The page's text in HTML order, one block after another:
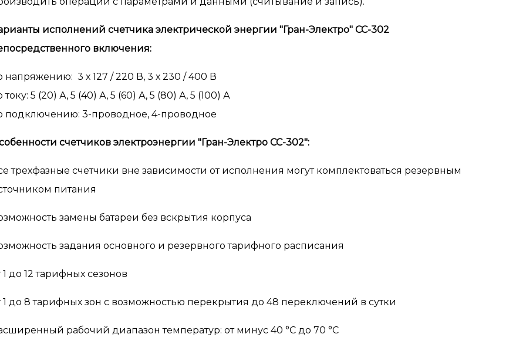
исполнений счетчика электрической энергии "Гран-Электро" СС-302
включения:
напряжению: 3 х 127 / 220 В, 3 х 230 / 400 В
току: 5 (20) А, 5 (40) А, 5 (60) А, 5 (80) А, 5 (100) А
подключению: 3-проводное, 4-проводное
счетчиков электроэнергии "Гран-Электро CC-302":
трехфазные счетчики вне зависимости от исполнения могут комплектоваться резервным
питания
замены батареи без вскрытия корпуса
задания основного и резервного тарифного расписания
1 до 12 тарифных сезонов
1 до 8 тарифных зон с возможностью перекрытия до 48 переключений в сутки
рабочий диапазон температур: от минус 40 °С до 70 °С